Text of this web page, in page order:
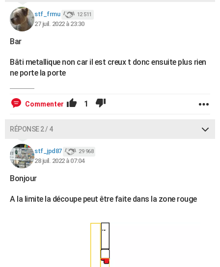
COPAINS D'AVANT
S'inscrire
Se connecter
Lycées
Collèges
Primaires
Universités
Entreprises
Service militaire
Avis de recherche
Bricolage
Lifestyle
Culture
Sport
Auto
Television
Voyage
Cinema
stf_frmu 12 511
27 juil. 2022 à 23:30
Bar
Bâti metallique non car il est creux t donc ensuite plus rien
ne porte la porte
Commenter 1
RÉPONSE 2 / 4
stf_jpd87 29 968
28 juil. 2022 à 07:04
Bonjour
A la limite la découpe peut être faite dans la zone rouge